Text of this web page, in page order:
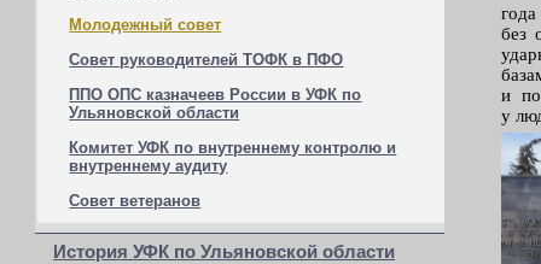
Молодежный совет
Совет руководителей ТОФК в ПФО
ППО ОПС казначеев России в УФК по
Ульяновской области
Комитет УФК по внутреннему контролю и
внутреннему аудиту
Совет ветеранов
История УФК по Ульяновской области
без
и
у